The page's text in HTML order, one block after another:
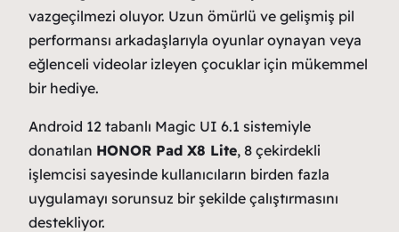
vazgeçilmezi oluyor. Uzun ömürlü ve gelişmiş pil
performansı arkadaşlarıyla oyunlar oynayan veya
eğlenceli videolar izleyen çocuklar için mükemmel
bir hediye.
Android 12 tabanlı Magic UI 6.1 sistemiyle
donatılan HONOR Pad X8 Lite, 8 çekirdekli
işlemcisi sayesinde kullanıcıların birden fazla
uygulamayı sorunsuz bir şekilde çalıştırmasını
destekliyor.